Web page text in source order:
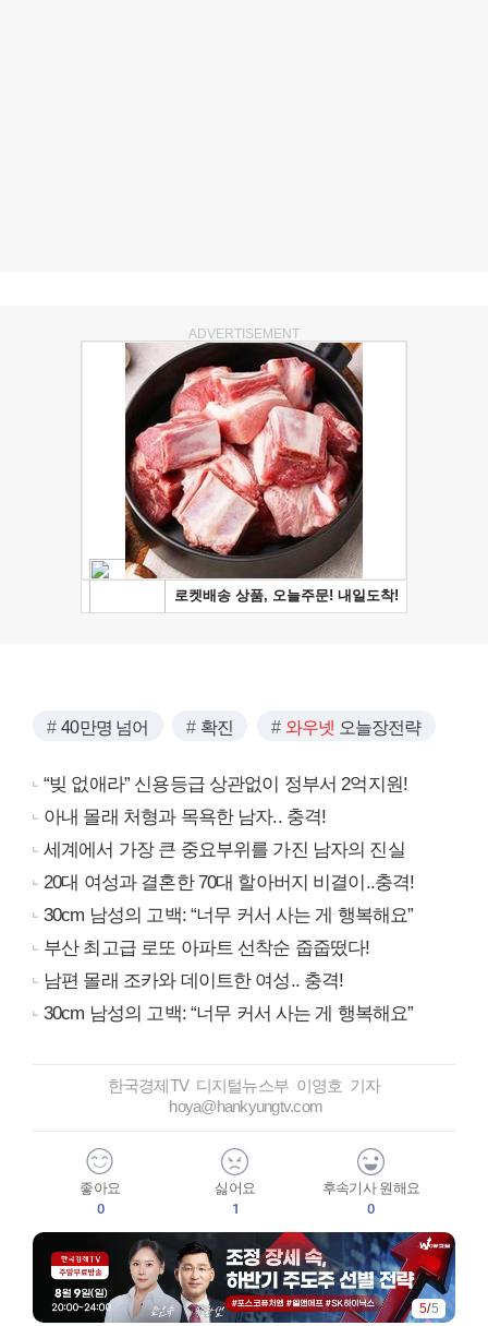
ADVERTISEMENT
40만명 넘어 확진 와우넷 오늘장전략
“빚 없애라” 신용등급 상관없이 정부서 2억지원!
아내 몰래 처형과 목욕한 남자.. 충격!
세계에서 가장 큰 중요부위를 가진 남자의 진실
20대 여성과 결혼한 70대 할아버지 비결이..충격!
30cm 남성의 고백: “너무 커서 사는 게 행복해요”
부산 최고급 로또 아파트 선착순 줍줍떴다!
남편 몰래 조카와 데이트한 여성.. 충격!
30cm 남성의 고백: “너무 커서 사는 게 행복해요”
한국경제TV 디지털뉴스부 이영호 기자
hoya@hankyungtv.com
좋아요
0
싫어요
1
후속기사 원해요
0
5/5